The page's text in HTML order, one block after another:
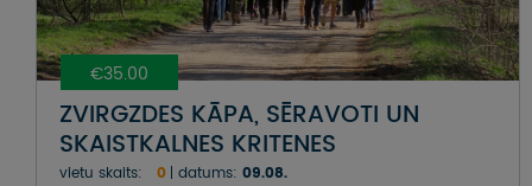
IMPRO PRIVĀTUMA POLITIKA
Seko mums:
€35.00
ZVIRGZDES KĀPA, SĒRAVOTI UN
SKAISTKALNES KRITENES
vietu skaits: 0 datums: 09.08.